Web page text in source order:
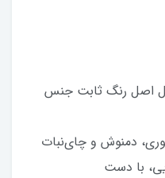
اصل رنگ ثابت جنس
دمنوش و چای‌نبات
با دست